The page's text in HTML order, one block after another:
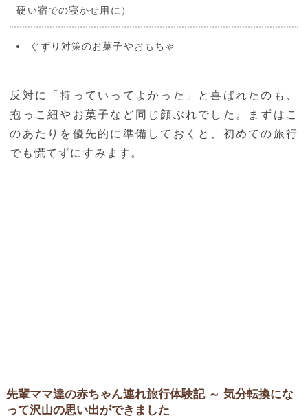
硬い宿での寝かせ用に）
ぐずり対策のお菓子やおもちゃ
反対に「持っていってよかった」と喜ばれたのも、
抱っこ紐やお菓子など同じ顔ぶれでした。まずはこ
のあたりを優先的に準備しておくと、初めての旅行
でも慌てずにすみます。
先輩ママ達の赤ちゃん連れ旅行体験記 ～ 気分転換にな
って沢山の思い出ができました